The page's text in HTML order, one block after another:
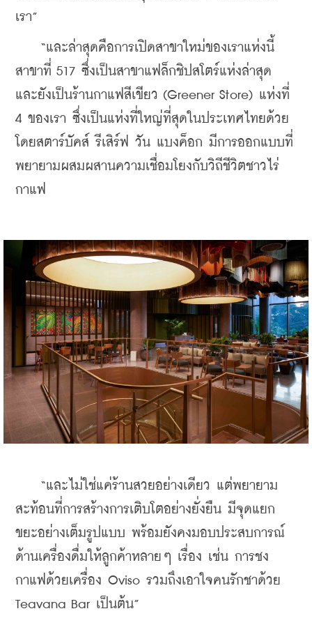
เรา”
“และล่าสุดคือการเปิดสาขาใหม่ของเราแห่งนี้
สาขาที่ 517 ซึ่งเป็นสาขาแฟล็กชิปสโตร์แห่งล่าสุด
และยังเป็นร้านกาแฟสีเขียว (Greener Store) แห่งที่
4 ของเรา ซึ่งเป็นแห่งที่ใหญ่ที่สุดในประเทศไทยด้วย
โดยสตาร์บัคส์ รีเสิร์ฟ วัน แบงค็อก มีการออกแบบที่
พยายามผสมผสานความเชื่อมโยงกับวิถีชีวิตชาวไร่
กาแฟ
“และไม่ใช่แค่ร้านสวยอย่างเดียว แต่พยายาม
สะท้อนที่การสร้างการเติบโตอย่างยั่งยืน มีจุดแยก
ขยะอย่างเต็มรูปแบบ พร้อมยังคงมอบประสบการณ์
ด้านเครื่องดื่มให้ลูกค้าหลายๆ เรื่อง เช่น การชง
กาแฟด้วยเครื่อง Oviso รวมถึงเอาใจคนรักชาด้วย
Teavana Bar เป็นต้น”